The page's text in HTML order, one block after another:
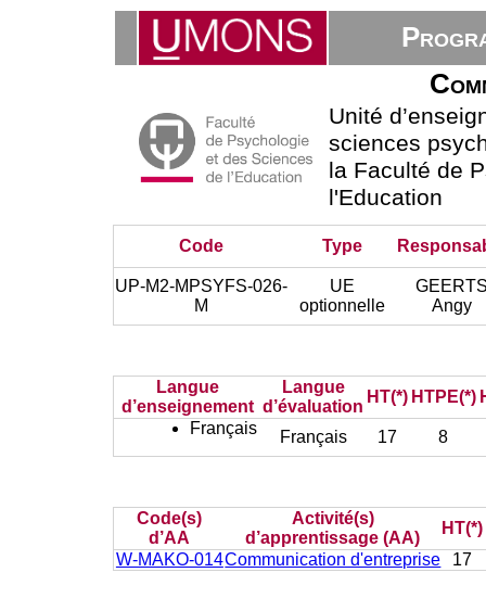
Unité
sciences
la Faculté de
l'Education
Code Type
UP-M2-MPSYFS-026-
M
UE
optionnelle
Angy
Langue
d’enseignement
Langue
d’évaluation
HT(*) HTPE(*)
Français
Français 17 8
Code(s)
d’AA
Activité(s)
d’apprentissage (AA)
HT(*)
W-MAKO-014Communication d'entreprise 17